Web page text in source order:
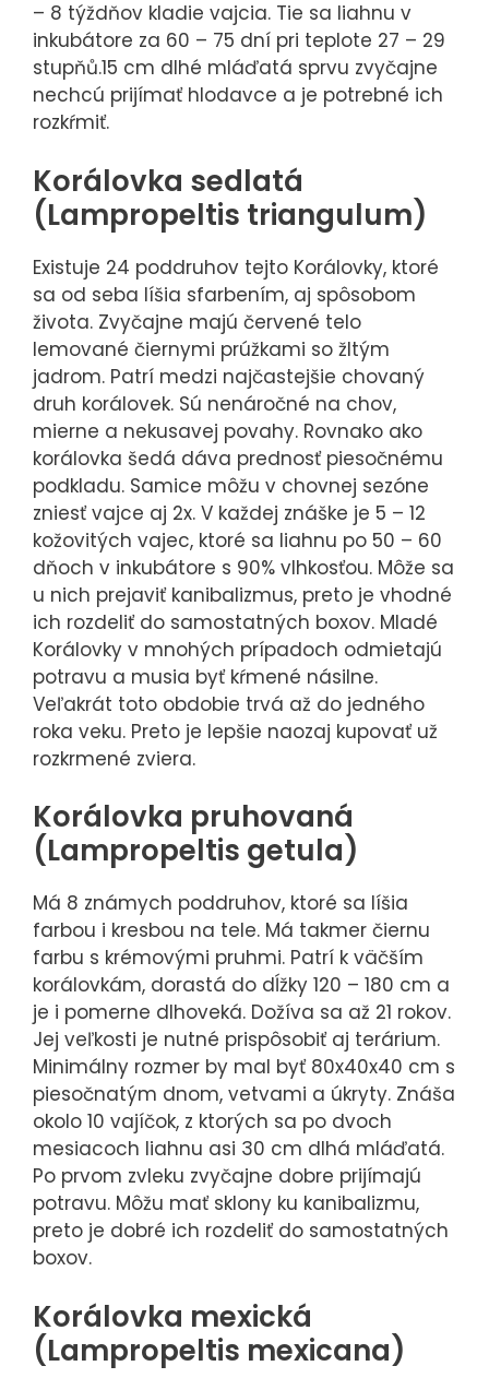
– 8 týždňov kladie vajcia. Tie sa liahnu v
inkubátore za 60 – 75 dní pri teplote 27 – 29
stupňů.15 cm dlhé mláďatá sprvu zvyčajne
nechcú prijímať hlodavce a je potrebné ich
rozkŕmiť.
Korálovka sedlatá
(Lampropeltis triangulum)
Existuje 24 poddruhov tejto Korálovky, ktoré
sa od seba líšia sfarbením, aj spôsobom
života. Zvyčajne majú červené telo
lemované čiernymi prúžkami so žltým
jadrom. Patrí medzi najčastejšie chovaný
druh korálovek. Sú nenáročné na chov,
mierne a nekusavej povahy. Rovnako ako
korálovka šedá dáva prednosť piesočnému
podkladu. Samice môžu v chovnej sezóne
zniesť vajce aj 2x. V každej znáške je 5 – 12
kožovitých vajec, ktoré sa liahnu po 50 – 60
dňoch v inkubátore s 90% vlhkosťou. Môže sa
u nich prejaviť kanibalizmus, preto je vhodné
ich rozdeliť do samostatných boxov. Mladé
Korálovky v mnohých prípadoch odmietajú
potravu a musia byť kŕmené násilne.
Veľakrát toto obdobie trvá až do jedného
roka veku. Preto je lepšie naozaj kupovať už
rozkrmené zviera.
Korálovka pruhovaná
(Lampropeltis getula)
Má 8 známych poddruhov, ktoré sa líšia
farbou i kresbou na tele. Má takmer čiernu
farbu s krémovými pruhmi. Patrí k väčším
korálovkám, dorastá do dĺžky 120 – 180 cm a
je i pomerne dlhoveká. Dožíva sa až 21 rokov.
Jej veľkosti je nutné prispôsobiť aj terárium.
Minimálny rozmer by mal byť 80x40x40 cm s
piesočnatým dnom, vetvami a úkryty. Znáša
okolo 10 vajíčok, z ktorých sa po dvoch
mesiacoch liahnu asi 30 cm dlhá mláďatá.
Po prvom zvleku zvyčajne dobre prijímajú
potravu. Môžu mať sklony ku kanibalizmu,
preto je dobré ich rozdeliť do samostatných
boxov.
Korálovka mexická
(Lampropeltis mexicana)